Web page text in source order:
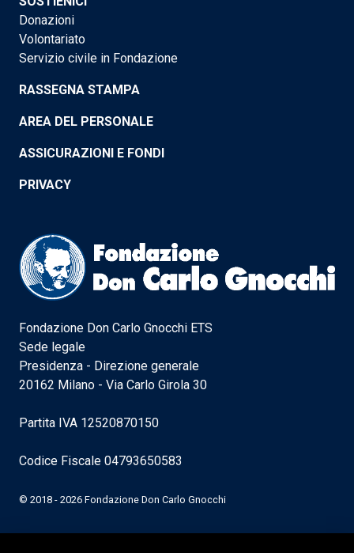
Donazioni
Volontariato
Servizio civile in Fondazione
RASSEGNA STAMPA
AREA DEL PERSONALE
ASSICURAZIONI E FONDI
PRIVACY
Fondazione Don Carlo Gnocchi ETS
Sede legale
Presidenza - Direzione generale
20162 Milano - Via Carlo Girola 30
Partita IVA 12520870150
Codice Fiscale 04793650583
© 2018 - 2026 Fondazione Don Carlo Gnocchi